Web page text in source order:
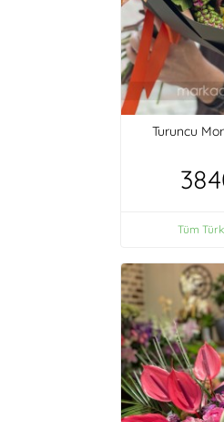
Turuncu
Tüm